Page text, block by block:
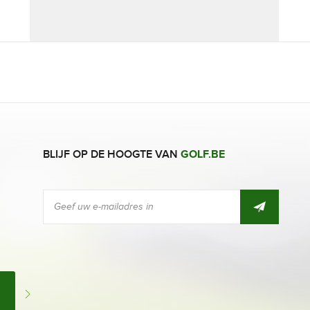
BLIJF OP DE HOOGTE VAN GOLF.BE